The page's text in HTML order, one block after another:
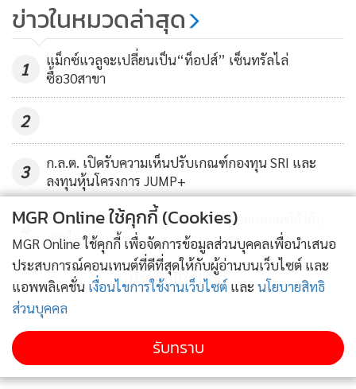
0.07% และดัชนีตลาด mai ปิดที่ 372.40 จุด ลดลง -0.51 จุด
หรือ -0.14%
บล.หยวนต้า (ประเทศไทย) กล่าวว่า ตลาดหุ้นไทยวันนี้แกว่ง
ในกรอบ เนื่องจากนักลงทุนยังรอติดตามการรายงานตัวเลข
สำคัญทางเศรษฐกิจของสหรัฐ รวมทั้งผลประชุมธนาคารกลาง
ยุโรป (ECB) วันพฤหัสบดีนี้ ขณะที่ผลการประชุมคณะรัฐมนตรี
(ครม.) เมื่อวานนี้ประกาศมาตรการกระตุ้นภาคการท่องเที่ยวมอง
ว่ายังไม่ได้มีผลต่อดัชนีเท่าใดนัก
"แนวโน้มในวันพรุ่งนี้คาดตลาดยังแกว่งไซด์เวย์ต่อไป โดยจะต้อง
ติดตามรายงานตัวเลขภาคแรงงานของสหรัฐ และอัตราเงินเฟ้อ
ของไทยในวันศุกร์นี้ รวมทั้งประเด็นการเมืองในสัปดาห์หน้าศาล
รัฐธรรมนูญนัดพิจารณาคดีที่คณะกรรมการการเลือกตั้ง (กกต.)
ข่าวในหมวดล่าสุด
1
แม็กซ์แวลูจะเปลี่ยนเป็น“ท็อปส์” เซ็นทรัลไล่
ซื้อ30สาขา
2
3
ก.ล.ต. เปิดรับความเห็นปรับเกณฑ์กองทุน SRI และ
ลงทุนหุ้นโครงการ JUMP+
4
ก.ล.ต.ผนึกแบงก์ชาติคุม USDT คาดออกเกณฑ์กำกับ
ภายในปีนี้
ข่าวอื่นในหมวด
MGR Online ใช้คุกกี้ (Cookies)
MGR Online ใช้คุกกี้ เพื่อจัดการข้อมูลส่วนบุคคลเพื่อนำเสนอ
ประสบการณ์คอนเทนต์ที่ดีที่สุดให้กับผู้อ่านบนเว็บไซต์ และ
แอพพลิเคชั่น เงื่อนไขการใช้งานเว็บไซต์ และ นโยบายสิทธิ
ส่วนบุคคล
รับทราบ